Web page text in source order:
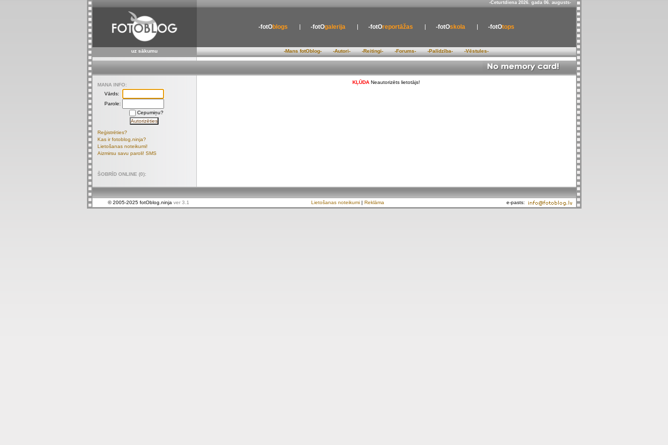
-Ceturtdiena 2026. gada 06. augusts-
-fotOblogs -fotOgalerija -fotOreportāžas -fotOskola -fotOtops
uz sākumu -Mans fotOblog- -Autori- -Reitingi- -Forums- -Palīdzība- -Vēstules-
KĻŪDA Neautorizēts lietotājs!
MANA INFO:
Vārds:
Parole:
Cepumiņu?
Reģistrēties?
Kas ir fotoblog.ninja?
Lietošanas noteikumi!
Aizmirsu savu paroli! SMS
ŠOBRĪD ONLINE (0):
© 2005-2025 fotOblog.ninja ver 3.1 e-pasts:
Lietošanas noteikumi | Reklāma